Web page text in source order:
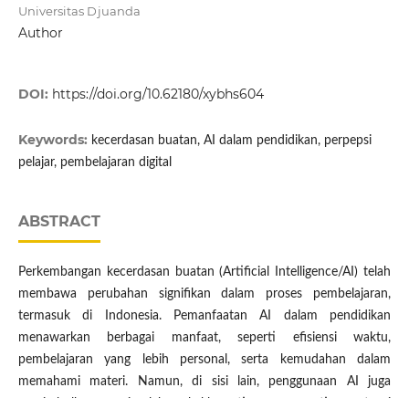
Universitas Djuanda
Author
DOI: https://doi.org/10.62180/xybhs604
Keywords: kecerdasan buatan, AI dalam pendidikan, perpepsi
pelajar, pembelajaran digital
ABSTRACT
Perkembangan kecerdasan buatan (Artificial Intelligence/AI) telah
membawa perubahan signifikan dalam proses pembelajaran,
termasuk di Indonesia. Pemanfaatan AI dalam pendidikan
menawarkan berbagai manfaat, seperti efisiensi waktu,
pembelajaran yang lebih personal, serta kemudahan dalam
memahami materi. Namun, di sisi lain, penggunaan AI juga